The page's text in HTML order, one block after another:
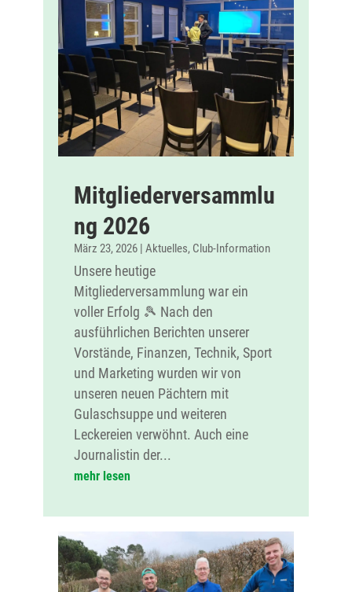
Mitgliederversammlu
ng 2026
März 23, 2026| Aktuelles, Club-Information
Unsere heutige
Mitgliederversammlung war ein
voller Erfolg 🎾 Nach den
ausführlichen Berichten unserer
Vorstände, Finanzen, Technik, Sport
und Marketing wurden wir von
unseren neuen Pächtern mit
Gulaschsuppe und weiteren
Leckereien verwöhnt. Auch eine
Journalistin der...
mehr lesen